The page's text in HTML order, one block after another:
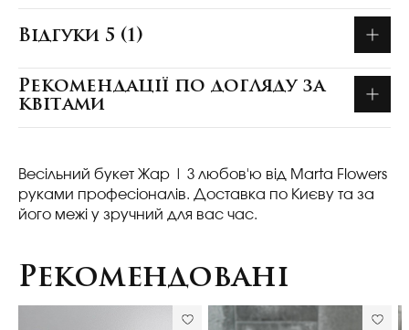
Відгуки 5 (1)
Рекомендації по догляду за
квітами
Весільний букет Жар
| З любов'ю від Marta Flowers
руками професіоналів. Доставка по Києву та за
його межі у зручний для вас час.
Рекомендовані